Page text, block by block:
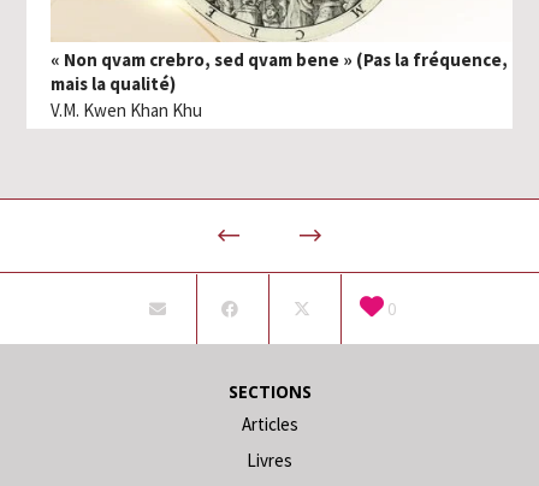
« Non qvam crebro, sed qvam bene » (Pas la fréquence,
mais la qualité)
V.M. Kwen Khan Khu
0
SECTIONS
Articles
Livres